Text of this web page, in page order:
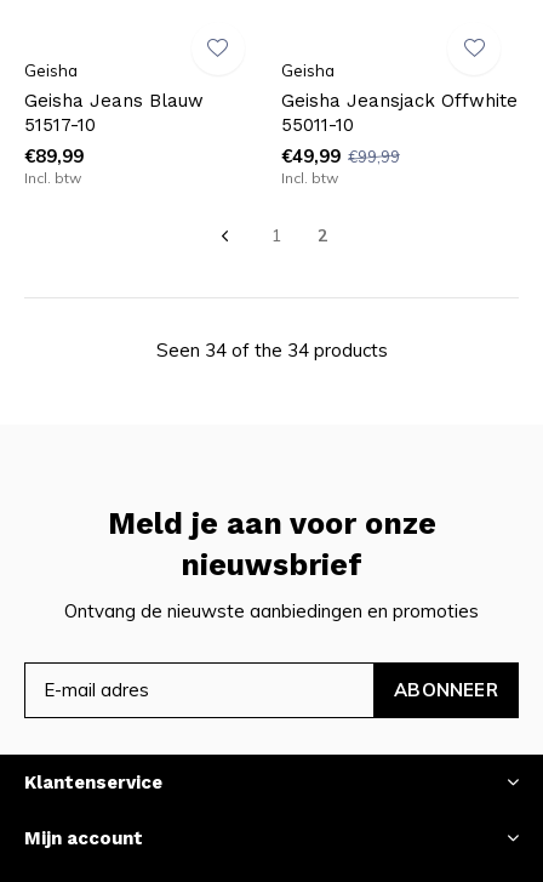
Geisha
Geisha Jeans Blauw
51517-10
€89,99
Incl. btw
Geisha
Geisha Jeansjack Offwhite
55011-10
€49,99 €99,99
Incl. btw
1 2
Seen 34 of the 34 products
Meld je aan voor onze
nieuwsbrief
Ontvang de nieuwste aanbiedingen en promoties
ABONNEER
Klantenservice
Mijn account